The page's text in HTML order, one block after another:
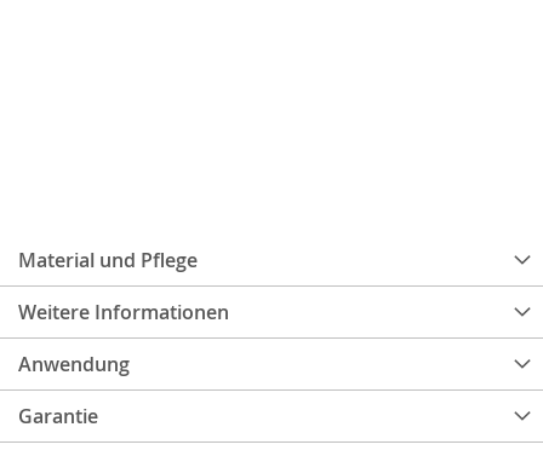
Material und Pflege
Weitere Informationen
Anwendung
Garantie